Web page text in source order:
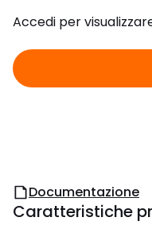
Accedi per
Documentazione
Caratteristiche